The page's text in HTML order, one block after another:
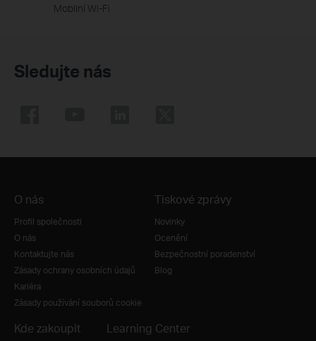
MobilníWi-Fi
Sledujte nás
O nás
Profil společnosti
O nás
Kontaktujte nás
Zásady ochrany osobních údajů
Kariéra
Zásady používání souborů cookie
Tiskové zprávy
Novinky
Ocenění
Bezpečnostní poradenství
Blog
Kde zakoupit Learning Center